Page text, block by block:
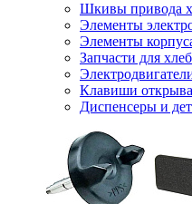
Шкивы привода
Элементы
Элементы
Запчасти для
Клавиши
Диспенсеры и